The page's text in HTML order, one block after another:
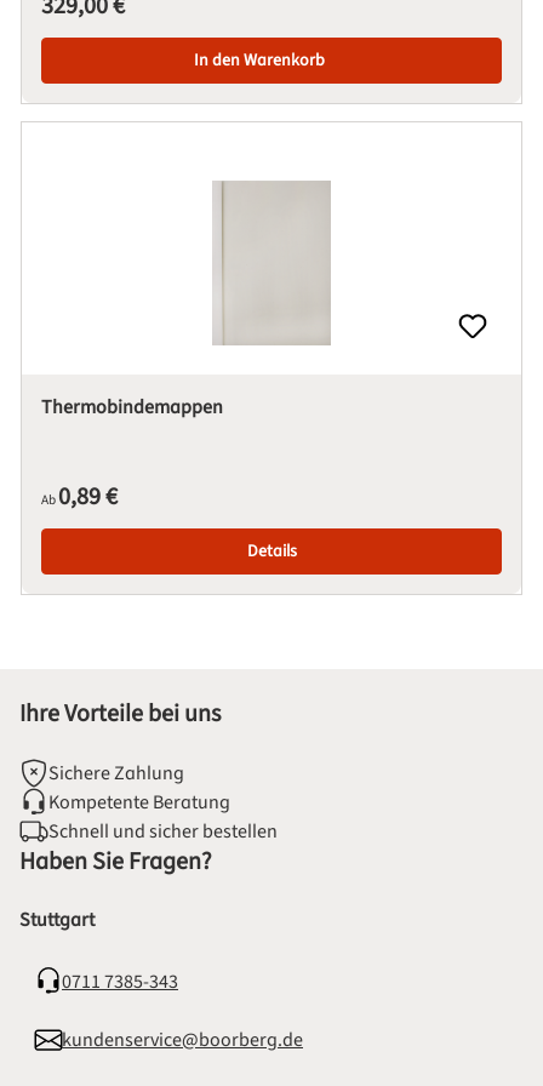
In den Warenkorb
Thermobindemappen
Regulärer Preis:
Ab0,89 €
Details
Ihre Vorteile bei uns
Sichere Zahlung
Kompetente Beratung
Schnell und sicher bestellen
Haben Sie Fragen?
Stuttgart
0711 7385-343
kundenservice@boorberg.de